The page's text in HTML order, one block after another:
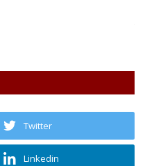
Twitter
Linkedin